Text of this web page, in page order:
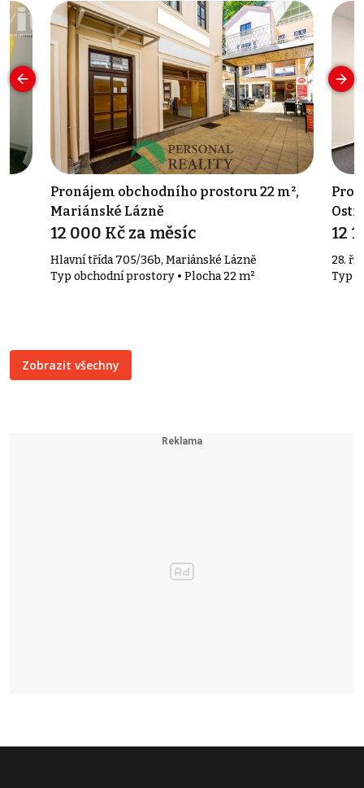
Pronájem obchodního prostoru 22 m²,
Mariánské Lázně
12 000 Kč za měsíc
Hlavní třída 705/36b, Mariánské Lázně
Typ obchodní prostory • Plocha 22 m²
12
28.
Typ
Zobrazit všechny